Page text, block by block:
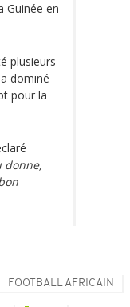
Guinée en
plusieurs
dominé
pour la
donne,
FOOTBALL AFRICAIN